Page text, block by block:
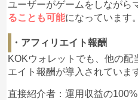
ユーザーがゲームをしながら
ることも可能になっています。
・アフィリエイト報酬
KOKウォレットでも、他の配
エイト報酬が導入されていま
直接紹介者：運用収益の100%